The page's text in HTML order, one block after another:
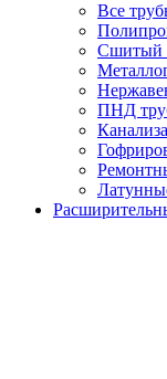
Все
Сшитый
ПНД